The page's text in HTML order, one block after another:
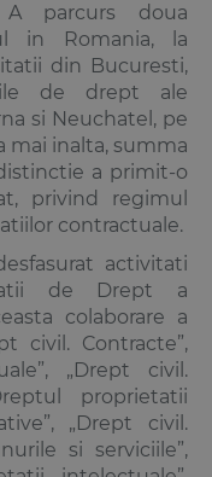
A parcurs doua
in Romania, la
din Bucuresti,
de drept ale
si Neuchatel, pe
mai inalta, summa
a primit-o
privind regimul
contractuale.
activitati
de Drept a
colaborare a
civil. Contracte”,
„Drept civil.
proprietatii
„Drept civil.
si serviciile”,